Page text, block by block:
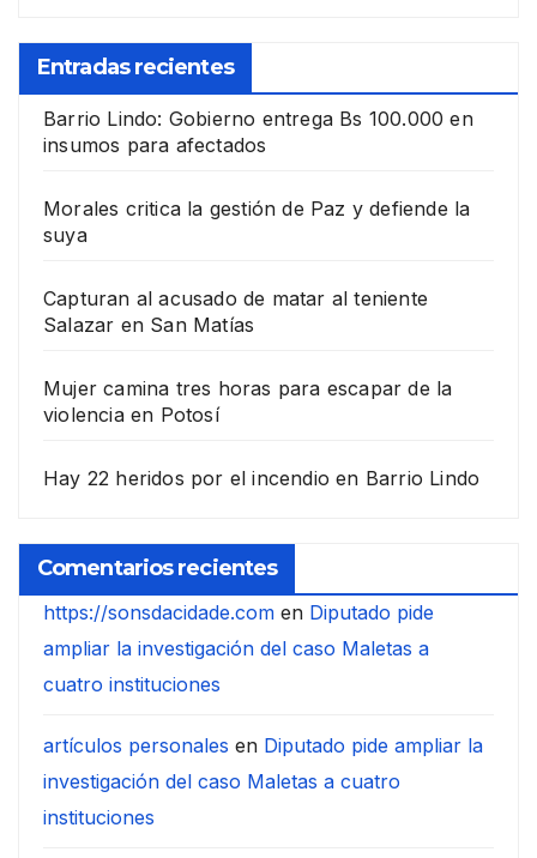
Entradas recientes
Barrio Lindo: Gobierno entrega Bs 100.000 en
insumos para afectados
Morales critica la gestión de Paz y defiende la
suya
Capturan al acusado de matar al teniente
Salazar en San Matías
Mujer camina tres horas para escapar de la
violencia en Potosí
Hay 22 heridos por el incendio en Barrio Lindo
Comentarios recientes
https://sonsdacidade.com en Diputado pide
ampliar la investigación del caso Maletas a
cuatro instituciones
artículos personales en Diputado pide ampliar la
investigación del caso Maletas a cuatro
instituciones